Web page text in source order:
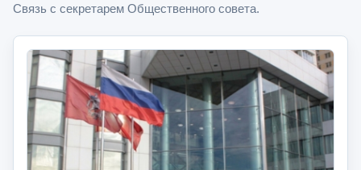
Связь с секретарем Общественного совета.